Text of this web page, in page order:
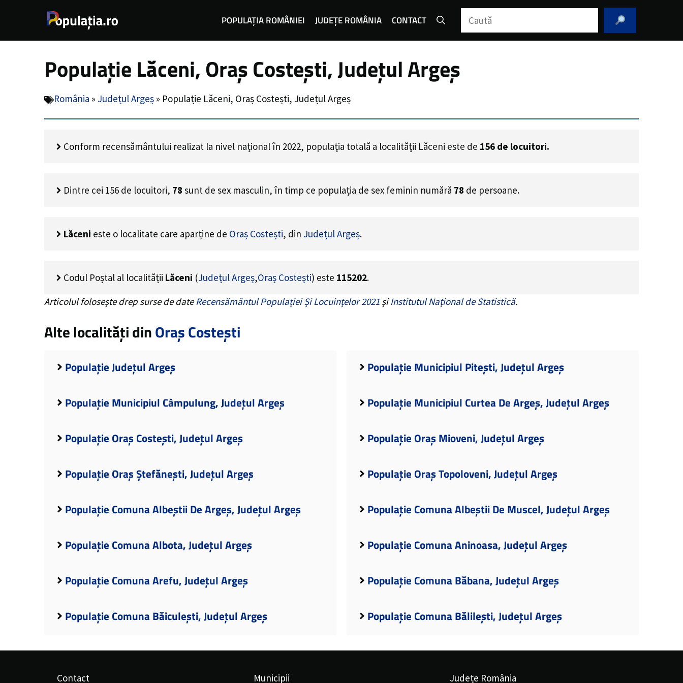
POPULAȚIA ROMÂNIEI JUDEȚE ROMÂNIA CONTACT Caută
Populație Lăceni, Oraș Costești, Județul Argeș
România » Județul Argeș » Populație Lăceni, Oraș Costești, Județul Argeș
Conform recensământului realizat la nivel național în 2022, populația totală a localității Lăceni este de 156 de locuitori.
Dintre cei 156 de locuitori, 78 sunt de sex masculin, în timp ce populația de sex feminin numără 78 de persoane.
Lăceni este o localitate care aparține de Oraș Costești, din Județul Argeș.
Codul Poștal al localității Lăceni (Județul Argeș,Oraș Costești) este 115202.
Articolul folosește drep surse de dateRecensământul Populației Și Locuințelor 2021 șiInstitutul Național de Statistică.
Alte localități dinOraș Costești
Populație Județul Argeș Populație Municipiul Pitești, Județul Argeș
Populație Municipiul Câmpulung, Județul Argeș Populație Municipiul Curtea De Argeș, Județul Argeș
Populație Oraș Costești, Județul Argeș Populație Oraș Mioveni, Județul Argeș
Populație Oraș Ștefănești, Județul Argeș Populație Oraș Topoloveni, Județul Argeș
Populație Comuna Albeștii De Argeș, Județul Argeș Populație Comuna Albeștii De Muscel, Județul Argeș
Populație Comuna Albota, Județul Argeș Populație Comuna Aninoasa, Județul Argeș
Populație Comuna Arefu, Județul Argeș Populație Comuna Băbana, Județul Argeș
Populație Comuna Băiculești, Județul Argeș Populație Comuna Bălilești, Județul Argeș
Contact Municipii Județe România